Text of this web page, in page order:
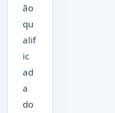
ão
qu
alif
ic
ad
a
do